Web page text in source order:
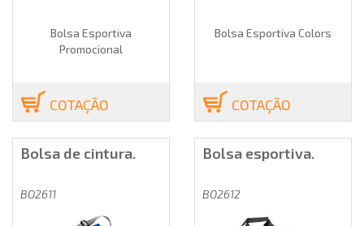
Bolsa Esportiva
Promocional
COTAÇÃO
Bolsa Esportiva Colors
COTAÇÃO
Bolsa de cintura.
BO2611
Bolsa esportiva.
BO2612